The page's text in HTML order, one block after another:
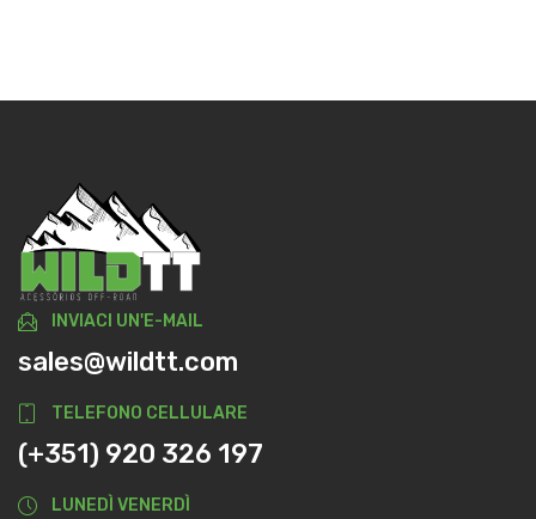
INVIACI UN'E-MAIL
sales@wildtt.com
TELEFONO CELLULARE
(+351) 920 326 197
LUNEDÌ VENERDÌ